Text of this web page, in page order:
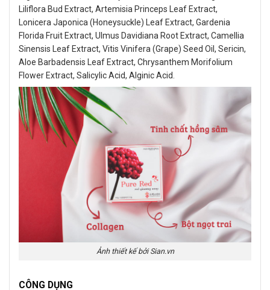
Liliflora Bud Extract, Artemisia Princeps Leaf Extract,
Lonicera Japonica (Honeysuckle) Leaf Extract, Gardenia
Florida Fruit Extract, Ulmus Davidiana Root Extract, Camellia
Sinensis Leaf Extract, Vitis Vinifera (Grape) Seed Oil, Sericin,
Aloe Barbadensis Leaf Extract, Chrysanthem Morifolium
Flower Extract, Salicylic Acid, Alginic Acid.
Ảnh thiết kế bởi Sian.vn
CÔNG DỤNG